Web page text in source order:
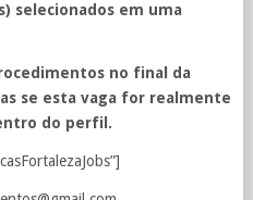
selecionados em uma
no final da
se esta vaga for realmente
do perfil.